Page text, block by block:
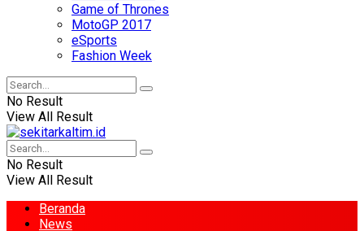
Game of Thrones
MotoGP 2017
eSports
Fashion Week
No Result
View All Result
No Result
View All Result
Beranda
News